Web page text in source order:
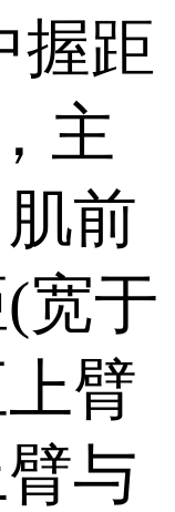
握距
主
前
宽于
臂
与